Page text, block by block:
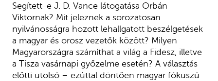
Segített-e J. D. Vance látogatása Orbán
Viktornak? Mit jeleznek a sorozatosan
nyilvánosságra hozott lehallgatott beszélgetések
a magyar és orosz vezetők között? Milyen
Magyarországra számíthat a világ a Fidesz, illetve
a Tisza vasárnapi győzelme esetén? A választás
előtti utolsó – ezúttal döntően magyar fókuszú